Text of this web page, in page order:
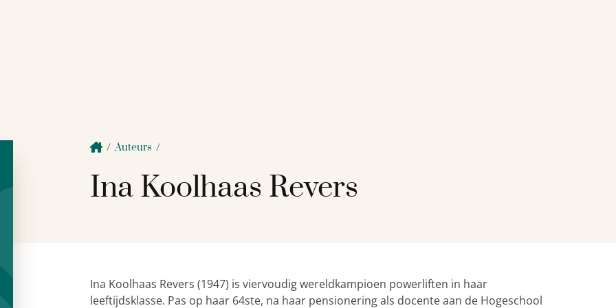
/Auteurs /
Ina Koolhaas Revers
Ina Koolhaas Revers (1947) is viervoudig wereldkampioen powerliften in haar
leeftijdsklasse. Pas op haar 64ste, na haar pensionering als docente aan de Hogeschool